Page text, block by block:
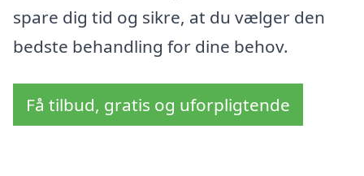
spare dig tid og sikre, at du vælger den
bedste behandling for dine behov.
Få tilbud, gratis og uforpligtende